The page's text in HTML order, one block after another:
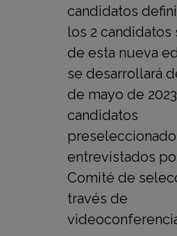
candidatos
los 2
de esta nueva
se desarrollará
de mayo de
candidatos
entrevistados
Comité de
través de